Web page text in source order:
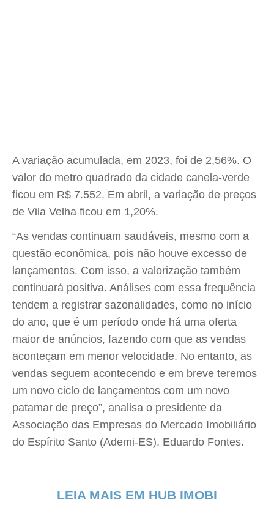
A variação acumulada, em 2023, foi de 2,56%. O
valor do metro quadrado da cidade canela-verde
ficou em R$ 7.552. Em abril, a variação de preços
de Vila Velha ficou em 1,20%.
“As vendas continuam saudáveis, mesmo com a
questão econômica, pois não houve excesso de
lançamentos. Com isso, a valorização também
continuará positiva. Análises com essa frequência
tendem a registrar sazonalidades, como no início
do ano, que é um período onde há uma oferta
maior de anúncios, fazendo com que as vendas
aconteçam em menor velocidade. No entanto, as
vendas seguem acontecendo e em breve teremos
um novo ciclo de lançamentos com um novo
patamar de preço”, analisa o presidente da
Associação das Empresas do Mercado Imobiliário
do Espírito Santo (Ademi-ES), Eduardo Fontes.
LEIA MAIS EM HUB IMOBI